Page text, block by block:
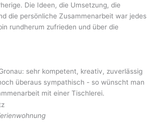
Die Ideen, die Umsetzung, die
die persönliche Zusammenarbeit war jedes
rundherum zufrieden und über die
sehr kompetent, kreativ, zuverlässig
überaus sympathisch - so wünscht man
mit einer Tischlerei.